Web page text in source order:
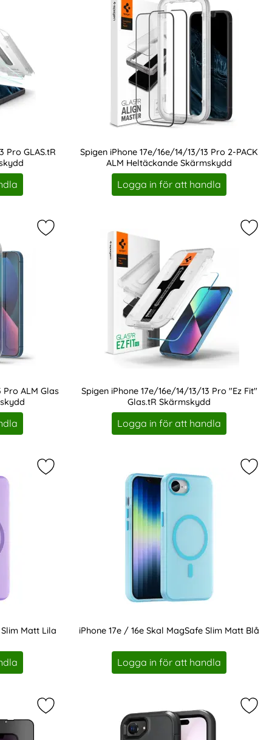
Pro GLAS.tR
Spigen iPhone 17e/16e/14/13/13 Pro 2-PACK
ALM Heltäckande Skärmskydd
Art. nr 202292
Logga in för att handla
Pro Skärmskydd Pro+ Härdat Glas som favorit
Pro ALM Glas
Markera spigen iPhone 17e/16e/14/13/13 Pro
Spigen iPhone 17e/16e/14/13/13 Pro "Ez Fit"
Glas.tR Skärmskydd
Art. nr 210924
Logga in för att handla
favorit
Pro Skärmskydd Pro+ Hybrid Glas som favorit
Matt Lila
Markera iPhone 17e / 16e Skal MagSafe Slim Matt
iPhone 17e / 16e Skal MagSafe Slim Matt Blå
Art. nr 232317
Logga in för att handla
Slim Matt Rosa som favorit
Markera hOFI iPhone 17e/16e/14/13/13 Pro